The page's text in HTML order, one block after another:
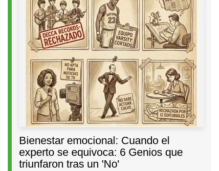
Bienestar emocional: Cuando el
experto se equivoca: 6 Genios que
triunfaron tras un 'No'